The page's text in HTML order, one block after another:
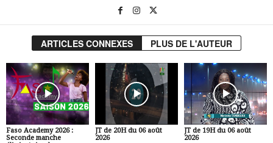
ARTICLES CONNEXES PLUS DE L'AUTEUR
Faso Academy 2026 :
Seconde manche
JT de 20H du 06 août
2026
JT de 19H du 06 août
2026